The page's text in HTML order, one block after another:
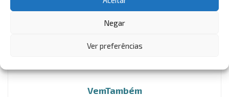
Negar
Ver preferências
VemTambém